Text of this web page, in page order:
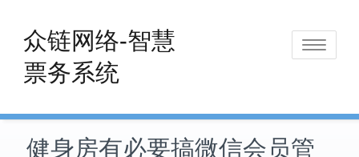
content
众链网络-智慧
票务系统
Toggle
健身房有必要搞微信会员管